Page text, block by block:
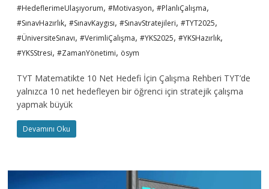
#HedeflerimeUlaşıyorum,#Motivasyon,#PlanlıÇalışma,
#SınavHazırlık,#SınavKaygısı,#SınavStratejileri,#TYT2025,
#ÜniversiteSınavı,#VerimliÇalışma,#YKS2025,#YKSHazırlık,
#YKSStresi,#ZamanYönetimi, ösym
TYT Matematikte 10 Net Hedefi İçin Çalışma Rehberi TYT’de
yalnızca 10 net hedefleyen bir öğrenci için stratejik çalışma
yapmak büyük
Devamını Oku